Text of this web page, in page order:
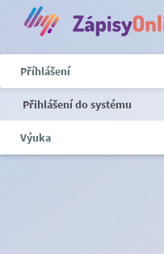
Příhlášení
Přihlášení do systému
Výuka